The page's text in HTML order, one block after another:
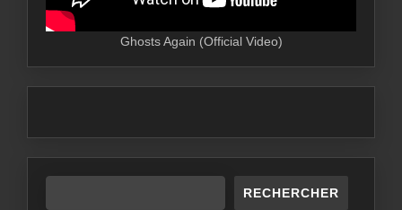
Ghosts Again (Official Video)
RECHERCHER